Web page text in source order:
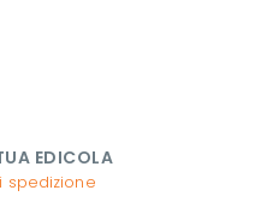
EDICOLA
spedizione